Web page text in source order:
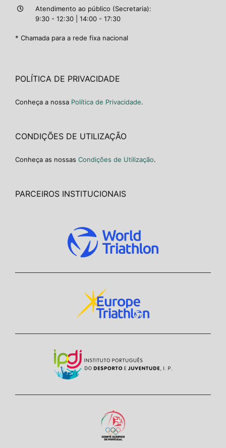
Atendimento ao público (Secretaria):
9:30 - 12:30 | 14:00 - 17:30
* Chamada para a rede fixa nacional
POLÍTICA DE PRIVACIDADE
Conheça a nossa Política de Privacidade.
CONDIÇÕES DE UTILIZAÇÃO
Conheça as nossas Condições de Utilização.
PARCEIROS INSTITUCIONAIS